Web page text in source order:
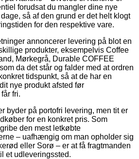
forudsat du mangler dine nye
så af den grund er det helt klogt
for den respektive vare.
annoncerer levering på blot en
produkter, eksempelvis Coffee
Mørkegrå, Durable COFFEE
da det står og falder med at ordren
tidspunkt, så at de har en
nye produkt afsted før
fri.
byder på portofri levering, men tit er
for en konkret pris. Som
den mest letkøbte
– uafhængig om man opholder sig
eller Sorø – er at få fragtmanden
et udleveringssted.